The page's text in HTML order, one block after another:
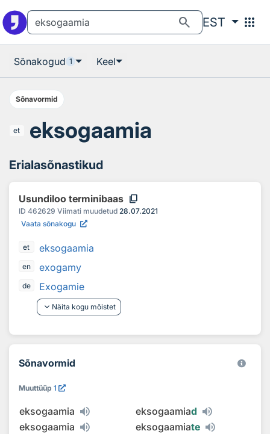
search EST apps
Sõnakogud 1 Keel
Sõnavormid
et eksogaamia
Erialasõnastikud
Usundiloo terminibaas content_copy
ID 462629 Viimati muudetud 28.07.2021
Vaata sõnakogu
et eksogaamia
en exogamy
de
Exogamie
keyboard_arrow_down Näita kogu mõistet
Sõnavormid
Muuttüüp 1
eksogaamia eksogaamiad
eksogaamia
eksogaamiate